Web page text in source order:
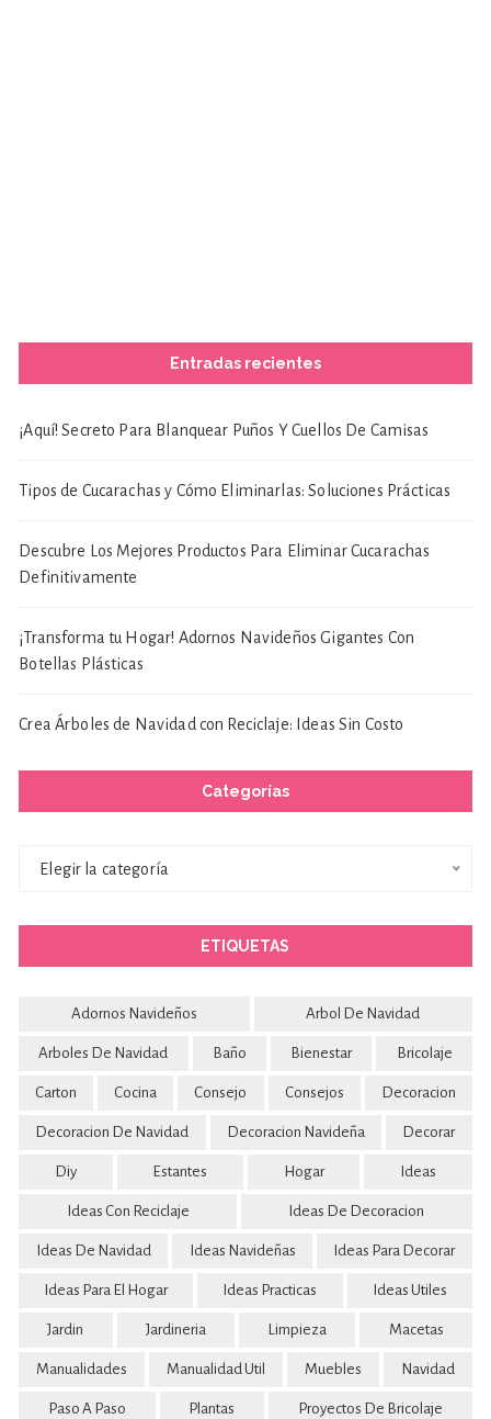
Entradas recientes
¡Aquí! Secreto Para Blanquear Puños Y Cuellos De Camisas
Tipos de Cucarachas y Cómo Eliminarlas: Soluciones Prácticas
Descubre Los Mejores Productos Para Eliminar Cucarachas
Definitivamente
¡Transforma tu Hogar! Adornos Navideños Gigantes Con
Botellas Plásticas
Crea Árboles de Navidad con Reciclaje: Ideas Sin Costo
Categorías
Elegir la categoría
ETIQUETAS
Adornos Navideños Arbol De Navidad
Arboles De Navidad Baño Bienestar Bricolaje
Carton Cocina Consejo Consejos Decoracion
Decoracion De Navidad Decoracion Navideña Decorar
Diy Estantes Hogar Ideas
Ideas Con Reciclaje Ideas De Decoracion
Ideas De Navidad Ideas Navideñas Ideas Para Decorar
Ideas Para El Hogar Ideas Practicas Ideas Utiles
Jardin Jardineria Limpieza Macetas
Manualidades Manualidad Util Muebles Navidad
Paso A Paso Plantas Proyectos De Bricolaje